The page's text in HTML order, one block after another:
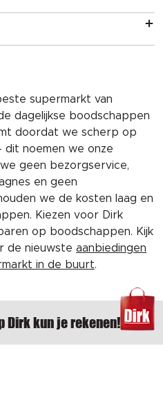
supermarkt van
dagelijkse boodschappen
doordat we scherp op
noemen we onze
geen bezorgservice,
en geen
we de kosten laag en
Kiezen voor Dirk
op boodschappen. Kijk
de nieuwste aanbiedingen
in de buurt.
Dirk kun je rekenen!